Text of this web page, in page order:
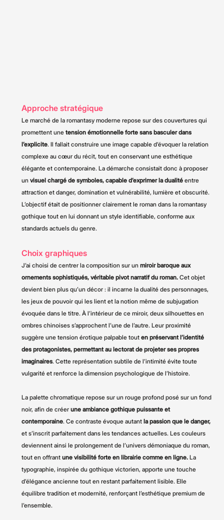
Approche stratégique
Le marché de la romantasy moderne repose sur des couvertures qui
promettent unetension émotionnelle forte sans basculer dans
l’explicite. Il fallait construire une image capable d’évoquer la relation
complexe au cœur du récit, tout en conservant une esthétique
élégante et contemporaine. La démarche consistait donc à proposer
un visuel chargé de symboles, capable d’exprimer la dualitéentre
attraction et danger, domination et vulnérabilité, lumière et obscurité.
L’objectif était de positionner clairement le roman dans la romantasy
gothique tout en lui donnant un style identifiable, conforme aux
standards actuels du genre.
Choix graphiques
J’ai choisi de centrer la composition sur un miroir baroque aux
ornements sophistiqués, véritable pivot narratif du roman.Cet objet
devient bien plus qu’un décor : il incarne la dualité des personnages,
les jeux de pouvoir qui les lient et la notion même de subjugation
évoquée dans le titre. À l’intérieur de ce miroir, deux silhouettes en
ombres chinoises s’approchent l’une de l’autre. Leur proximité
suggère une tension érotique palpable tout en préservant l’identité
des protagonistes, permettant au lectorat de projeter ses propres
imaginaires. Cette représentation subtile de l’intimité évite toute
vulgarité et renforce la dimension psychologique de l’histoire.
La palette chromatique repose sur un rouge profond posé sur un fond
noir, afin de créer une ambiance gothique puissante et
contemporaine. Ce contraste évoque autant la passion que le danger,
et s’inscrit parfaitement dans les tendances actuelles. Les couleurs
deviennent ainsi le prolongement de l’univers démoniaque du roman,
tout en offrant une visibilité forte en librairie comme en ligne.La
typographie, inspirée du gothique victorien, apporte une touche
d’élégance ancienne tout en restant parfaitement lisible. Elle
équilibre tradition et modernité, renforçant l’esthétique premium de
l’ensemble.